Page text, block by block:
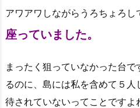
アワアワしながらうろちょろし
座っていました。
まったく狙っていなかった台
るのに、島には私を含めて５
待されていないってことですよ